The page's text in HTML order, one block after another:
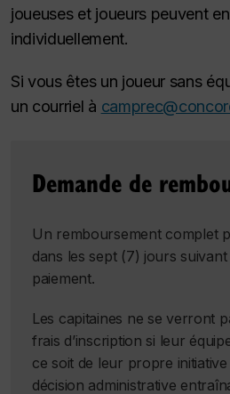
joueuses et joueurs peuvent
individuellement.
Si vous êtes un joueur sans
un courriel à
Demande de
Un remboursement complet
dans les sept (7) jours suivant
paiement.
Les capitaines ne se verront
frais d’inscription si leur
ce soit de leur propre initiative
décision administrative